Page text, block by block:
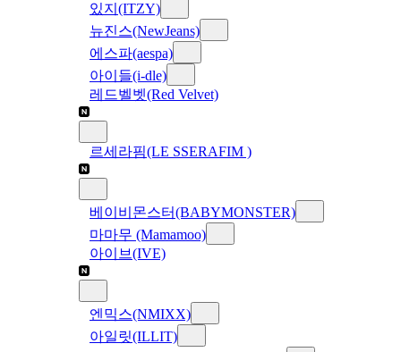
있지(ITZY)
뉴진스(NewJeans)
에스파(aespa)
아이들(i-dle)
레드벨벳(Red Velvet)
르세라핌(LE SSERAFIM )
베이비몬스터(BABYMONSTER)
마마무 (Mamamoo)
아이브(IVE)
엔믹스(NMIXX)
아일릿(ILLIT)